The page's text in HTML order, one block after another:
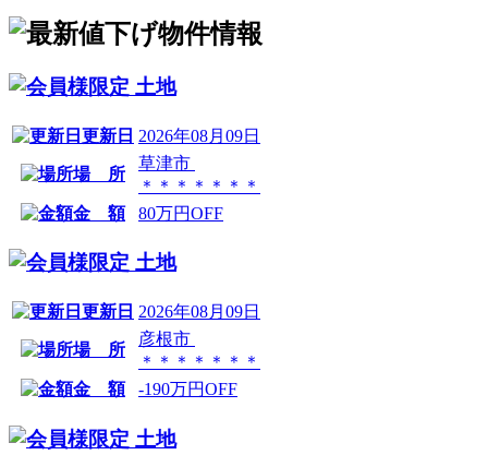
土地
更新日 2026年08月09日
場 所
草津市
＊＊＊＊＊＊＊
金 額
80万円OFF
土地
更新日 2026年08月09日
場 所
彦根市
＊＊＊＊＊＊＊
金 額
-190万円OFF
土地